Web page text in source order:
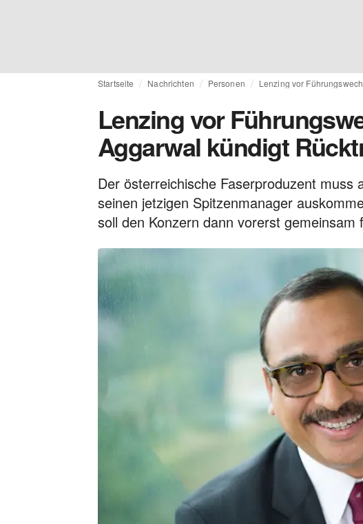
Startseite Nachrichten Personen Lenzing vor
Lenzing vor
Aggarwal kündigt
Der österreichische Faserproduzent
seinen jetzigen Spitzenmanager
soll den Konzern dann vorerst gemeinsam